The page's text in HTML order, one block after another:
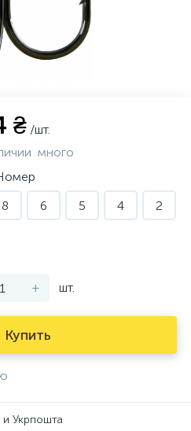
₴ /шт.
много
8 6 5 4 2
+ шт.
Купить
Укрпошта